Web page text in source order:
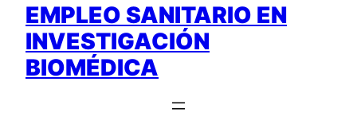
EMPLEO SANITARIO EN
INVESTIGACIÓN
BIOMÉDICA